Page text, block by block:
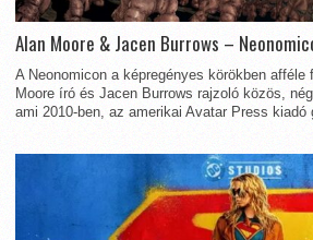
Alan Moore & Jacen Burrows –
A Neonomicon a képregényes körökben
Moore író és Jacen Burrows rajzoló közös,
ami 2010-ben, az amerikai Avatar Press kiadó